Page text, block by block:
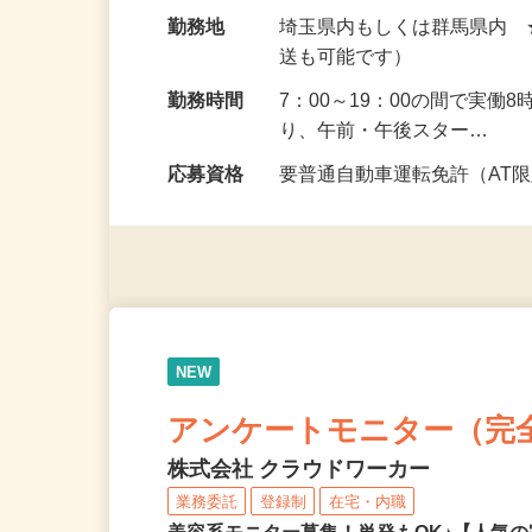
給与
報酬 完全出来高制（研修
円以上）
勤務地 埼玉県内もしくは群馬県
送も可能です）
勤務時間
7：00～19：00の間で実働
NEW
アンケートモニター（完